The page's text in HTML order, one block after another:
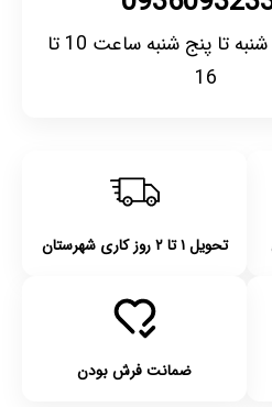
ساعت کاری شنبه تا پنج شنبه ساعت 10 تا
16
تحویل ۱ تا ۲ روز کاری شهرستان
ضمانت فرش بودن